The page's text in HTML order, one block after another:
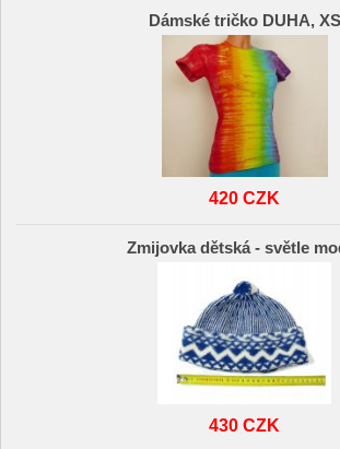
Dámské tričko DUHA, XS
420 CZK
Zmijovka dětská - světle
430 CZK